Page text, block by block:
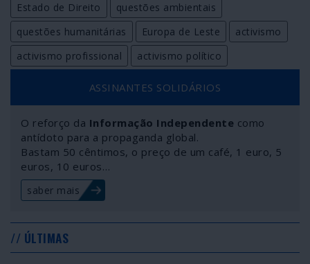
Estado de Direito
questões ambientais
questões humanitárias
Europa de Leste
activismo
activismo profissional
activismo político
ASSINANTES SOLIDÁRIOS
O reforço da Informação Independente como
antídoto para a propaganda global.
Bastam 50 cêntimos, o preço de um café, 1 euro, 5
euros, 10 euros…
saber mais
// ÚLTIMAS